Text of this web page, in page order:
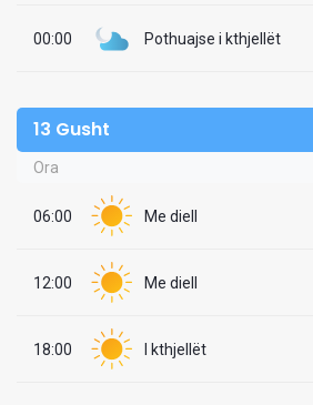
00:00 Pothuajse i kthjellët
13 Gusht
Ora
06:00 Me diell
12:00 Me diell
18:00 I kthjellët